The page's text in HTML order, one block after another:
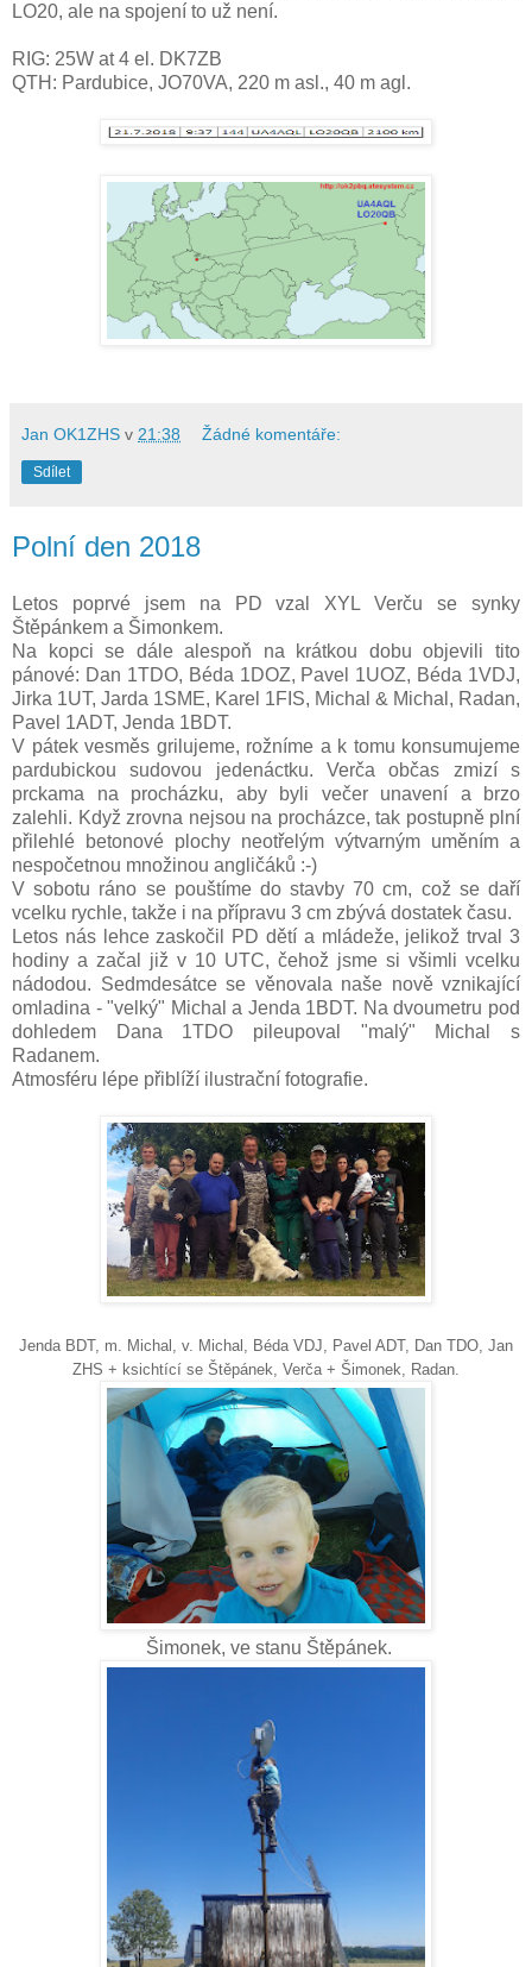
LO20, ale na spojení to už není.
RIG: 25W at 4 el. DK7ZB
QTH: Pardubice, JO70VA, 220 m asl., 40 m agl.
Jan OK1ZHS v 21:38 Žádné komentáře:
Sdílet
Polní den 2018
Letos poprvé jsem na PDvzal XYL Verču se synky
Štěpánkem a Šimonkem.
Na kopci se dále alespoň na krátkou dobu objevili tito
pánové: Dan 1TDO, Béda 1DOZ, Pavel 1UOZ, Béda 1VDJ,
Jirka 1UT, Jarda 1SME, Karel 1FIS, Michal & Michal, Radan,
Pavel 1ADT, Jenda 1BDT.
V pátek vesměs grilujeme, rožníme a k tomu konsumujeme
pardubickou sudovou jedenáctku. Verča občas zmizí s
prckama na procházku, aby byli večer unavení a brzo
zalehli. Když zrovna nejsou na procházce, tak postupně plní
přilehlé betonové plochy neotřelým výtvarným uměním a
nespočetnou množinou angličáků :-)
V sobotu ráno se pouštíme do stavby 70 cm, což se daří
vcelku rychle, takže i na přípravu 3 cm zbývá dostatek času.
Letos nás lehce zaskočil PD dětí a mládeže, jelikož trval 3
hodiny a začal již v 10 UTC, čehož jsme si všimli vcelku
nádodou. Sedmdesátce se věnovala naše nově vznikající
omladina - "velký" Michal a Jenda 1BDT. Na dvoumetru pod
dohledem Dana 1TDO pileupoval "malý" Michal s
Radanem.
Atmosféru lépe přiblíží ilustrační fotografie.
Jenda BDT, m. Michal, v. Michal, Béda VDJ, Pavel ADT, Dan TDO, Jan
ZHS + ksichtící se Štěpánek, Verča + Šimonek, Radan.
Šimonek, ve stanu Štěpánek.